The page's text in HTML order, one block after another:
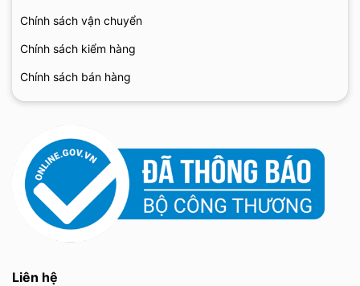
Chính sách vận chuyển
Chính sách kiểm hàng
Chính sách bán hàng
Liên hệ